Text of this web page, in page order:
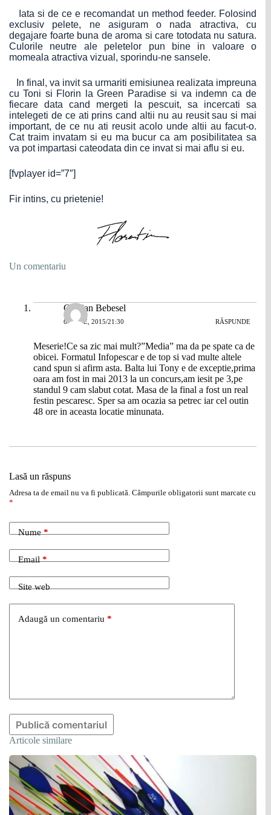
Iata si de ce e recomandat un method feeder. Folosind
exclusiv pelete, ne asiguram o nada atractiva, cu
degajare foarte buna de aroma si care totodata nu satura.
Culorile neutre ale peletelor pun bine in valoare o
momeala atractiva vizual, sporindu-ne sansele.
In final, va invit sa urmariti emisiunea realizata impreuna
cu Toni si Florin la Green Paradise si va indemn ca de
fiecare data cand mergeti la pescuit, sa incercati sa
intelegeti de ce ati prins cand altii nu au reusit sau si mai
important, de ce nu ati reusit acolo unde altii au facut-o.
Cat traim invatam si eu ma bucur ca am posibilitatea sa
va pot impartasi cateodata din ce invat si mai aflu si eu.
[fvplayer id=”7″]
Fir intins, cu prietenie!
Un comentariu
Cristian Bebesel
6 IUNIE, 2015/21:30 RĂSPUNDE
Meserie!Ce sa zic mai mult?”Media” ma da pe spate ca de
obicei. Formatul Infopescar e de top si vad multe altele
cand spun si afirm asta. Balta lui Tony e de exceptie,prima
oara am fost in mai 2013 la un concurs,am iesit pe 3,pe
standul 9 cam slabut cotat. Masa de la final a fost un real
festin pescaresc. Sper sa am ocazia sa petrec iar cel outin
48 ore in aceasta locatie minunata.
Lasă un răspuns
Adresa ta de email nu va fi publicată. Câmpurile obligatorii sunt marcate cu
*
Nume*
Email*
Site web
Adaugă un comentariu *
Publică comentariul
Articole similare